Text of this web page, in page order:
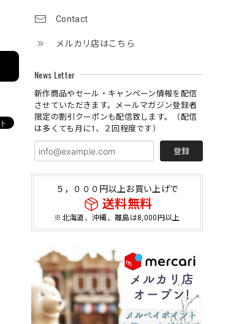
Contact
メルカリ店はこちら
News Letter
新作商品やセール・キャンペーン情報を配信
させていただきます。メールマガジン登録者
限定の割引クーポンも配信致します。（配信
は多くても月に1、２回程度です）
登録
５，０００円以上お買い上げで
送料無料
※北海道、沖縄、離島は8,000円以上